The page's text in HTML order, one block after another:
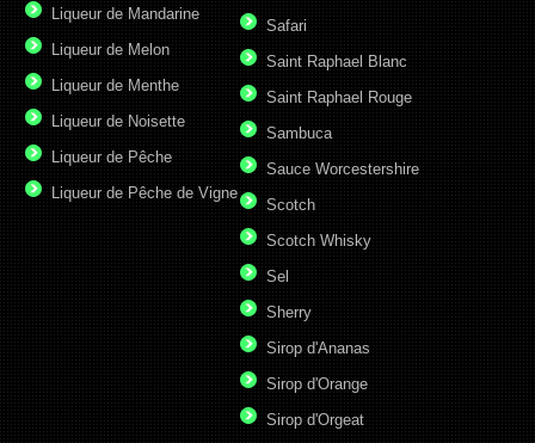
Liqueur de Mandarine
Liqueur de Melon
Liqueur de Menthe
Liqueur de Noisette
Liqueur de Pêche
Liqueur de Pêche de Vigne
Safari
Saint Raphael Blanc
Saint Raphael Rouge
Sambuca
Sauce Worcestershire
Scotch
Scotch Whisky
Sel
Sherry
Sirop d'Ananas
Sirop d'Orange
Sirop d'Orgeat